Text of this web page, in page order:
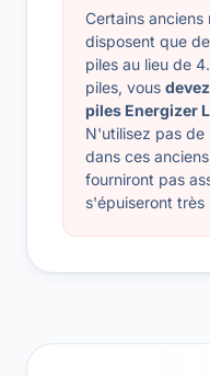
Certains anciens
disposent que
piles au lieu de
piles, vous
piles Energizer
N'utilisez pas de
dans ces
fourniront pas
s'épuiseront très